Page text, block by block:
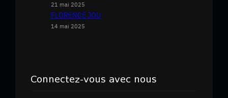
21 mai 2025
FLORENCE JOU
14 mai 2025
Connectez-vous avec nous